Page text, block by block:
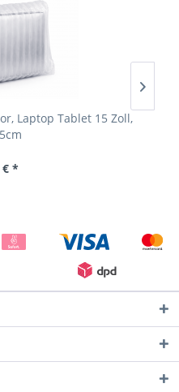
Laptop Tablet 15 Zoll,
€ *